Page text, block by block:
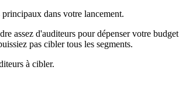
dans votre lancement.
assez d'auditeurs pour dépenser votre budget
pas cibler tous les segments.
à cibler.